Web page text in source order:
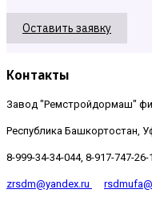
Оставить заявку
Контакты
Завод "Ремстройдормаш"
Республика Башкортостан,
8-999-34-34-044, 8-917-747-26-
zrsdm@yandex.ru